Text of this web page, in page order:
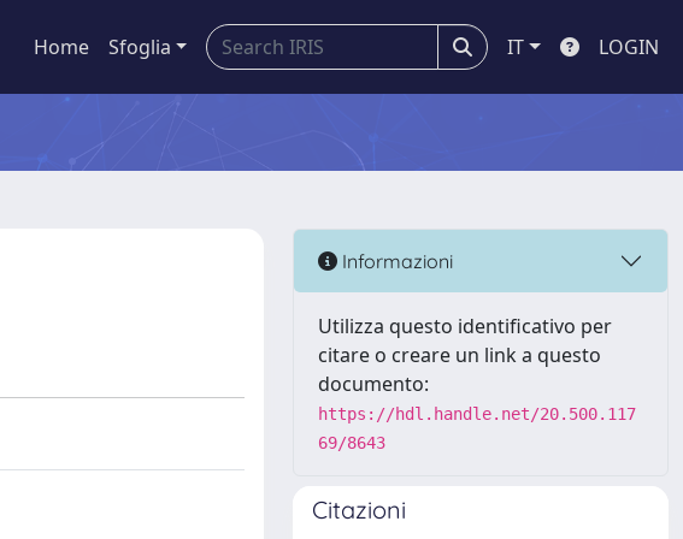
Home Sfoglia IT LOGIN
Informazioni
Utilizza questo identificativo per
citare o creare un link a questo
documento:
https://hdl.handle.net/20.500.117
69/8643
Citazioni